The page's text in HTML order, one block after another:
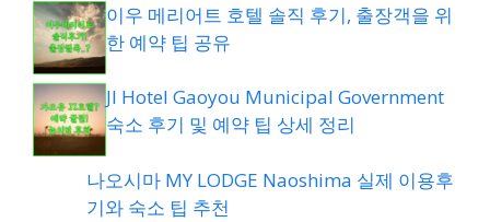
이우 메리어트 호텔 솔직 후기, 출장객을 위
한 예약 팁 공유
JI Hotel Gaoyou Municipal Government
숙소 후기 및 예약 팁 상세 정리
나오시마 MY LODGE Naoshima 실제 이용후
기와 숙소 팁 추천